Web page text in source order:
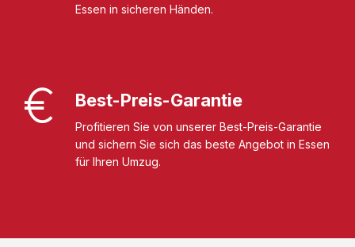
Essen in sicheren Händen.
Best-Preis-Garantie
Profitieren Sie von unserer Best-Preis-Garantie
und sichern Sie sich das beste Angebot in Essen
für Ihren Umzug.